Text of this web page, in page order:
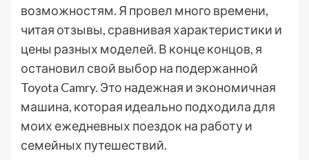
возможностям. Я провел много времени,
читая отзывы, сравнивая характеристики и
цены разных моделей. В конце концов, я
остановил свой выбор на подержанной
Toyota Camry. Это надежная и экономичная
машина, которая идеально подходила для
моих ежедневных поездок на работу и
семейных путешествий.